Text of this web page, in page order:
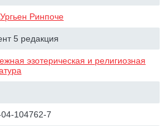
Ринпоче
5 редакция
эзотерическая и религиозная
104762-7